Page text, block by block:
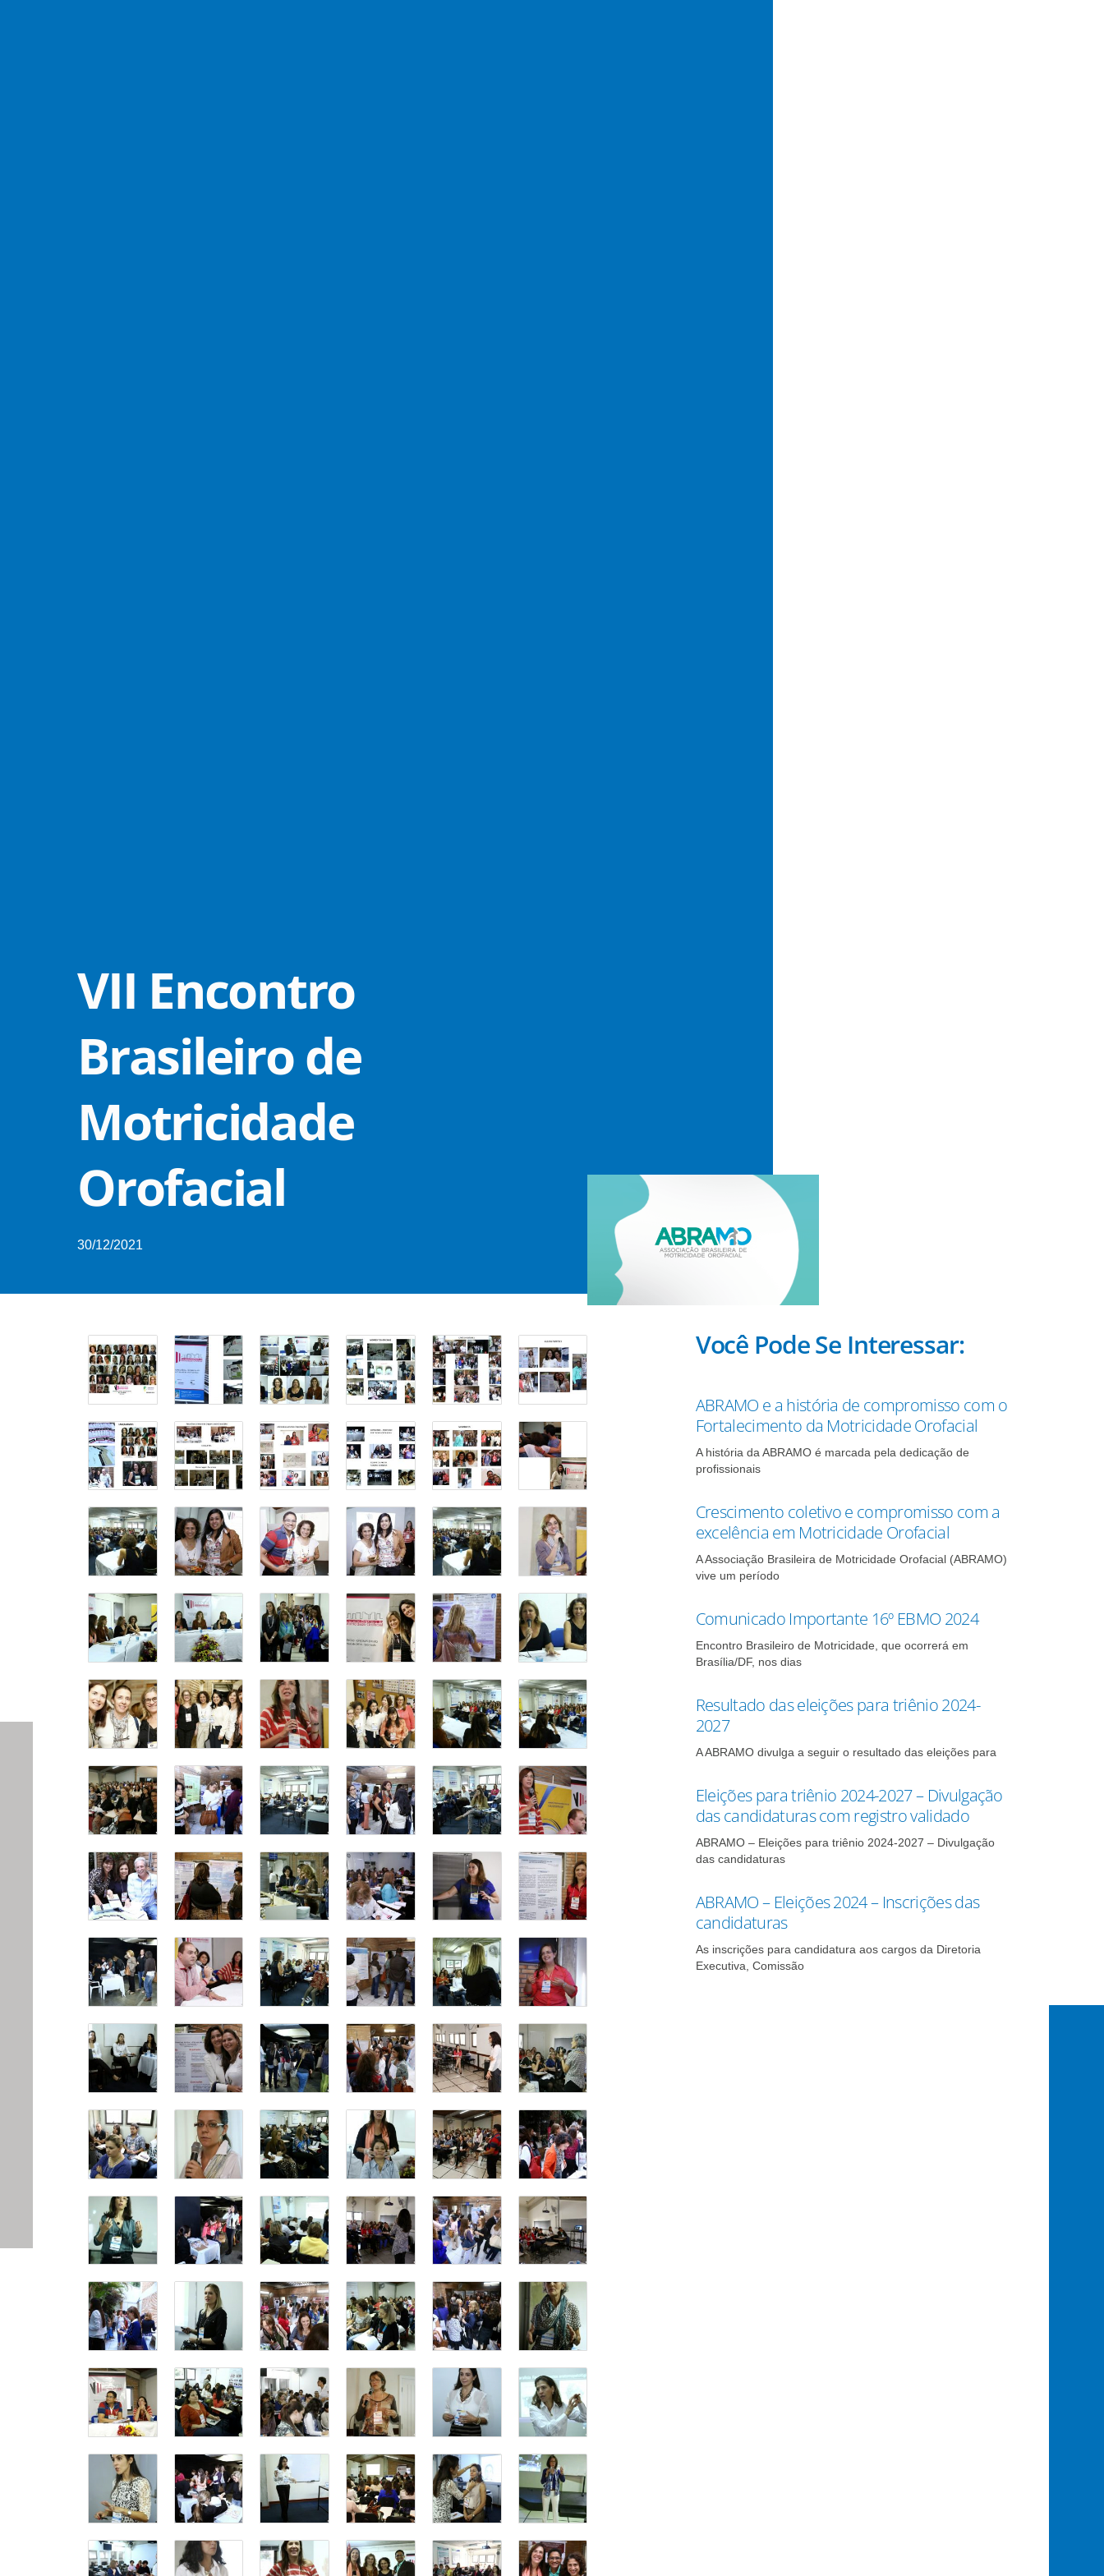
VII Encontro
Brasileiro de
Motricidade
Orofacial
30/12/2021
Você Pode Se Interessar:
ABRAMO e a história de compromisso com o
Fortalecimento da Motricidade Orofacial
A história da ABRAMO é marcada pela dedicação de
profissionais
Crescimento coletivo e compromisso com a
excelência em Motricidade Orofacial
A Associação Brasileira de Motricidade Orofacial (ABRAMO)
vive um período
Comunicado Importante 16º EBMO 2024
Encontro Brasileiro de Motricidade, que ocorrerá em
Brasília/DF, nos dias
Resultado das eleições para triênio 2024-
2027
A ABRAMO divulga a seguir o resultado das eleições para
Eleições para triênio 2024-2027 – Divulgação
das candidaturas com registro validado
ABRAMO – Eleições para triênio 2024-2027 – Divulgação
das candidaturas
ABRAMO – Eleições 2024 – Inscrições das
candidaturas
As inscrições para candidatura aos cargos da Diretoria
Executiva, Comissão